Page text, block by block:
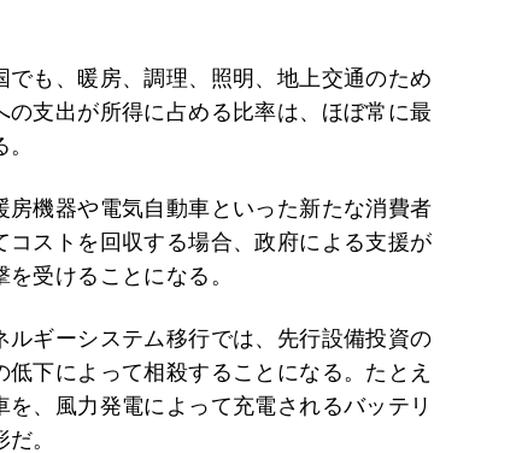
も、暖房、調理、照明、地上交通のため
支出が所得に占める比率は、ほぼ常に最
機器や電気自動車といった新たな消費者
ストを回収する場合、政府による支援が
受けることになる。
ギーシステム移行では、先行設備投資の
下によって相殺することになる。たとえ
、風力発電によって充電されるバッテリ
。